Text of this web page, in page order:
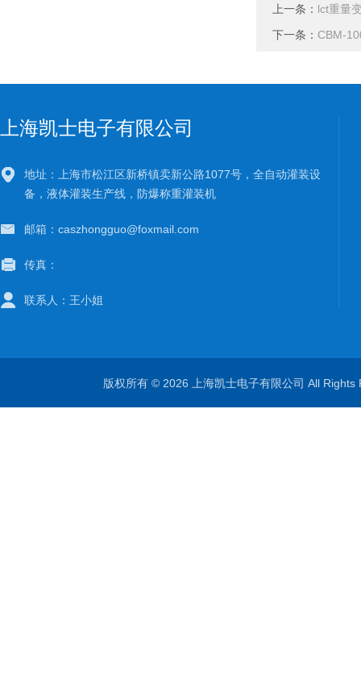
上一条： lct重量
下一条： CBM-
上海凯士电子有限公司
地址：上海市松江区新桥镇卖新公路1077号，全自动灌装设
备，液体灌装生产线，防爆称重灌装机
邮箱：caszhongguo@foxmail.com
传真：
联系人：王小姐
版权所有 © 2026 上海凯士电子有限公司 All